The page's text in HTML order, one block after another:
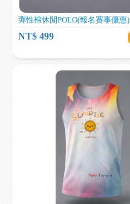
彈性棉休閒POLO(報名賽事優惠)
NT$ 499